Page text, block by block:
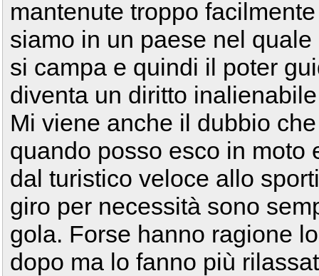
mantenute troppo
siamo in un paese nel
si campa e quindi il poter
diventa un diritto
Mi viene anche il dubbio
quando posso esco in moto
dal turistico veloce allo
giro per necessità sono
gola. Forse hanno ragione
dopo ma lo fanno più